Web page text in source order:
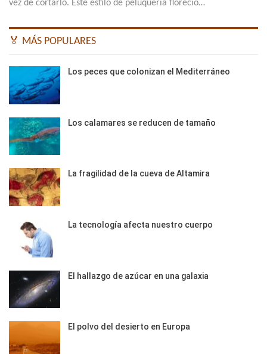
vez de cortarlo. Este estilo de peluquería floreció…
🏅 MÁS POPULARES
Los peces que colonizan el Mediterráneo
Los calamares se reducen de tamaño
La fragilidad de la cueva de Altamira
La tecnología afecta nuestro cuerpo
El hallazgo de azúcar en una galaxia
El polvo del desierto en Europa